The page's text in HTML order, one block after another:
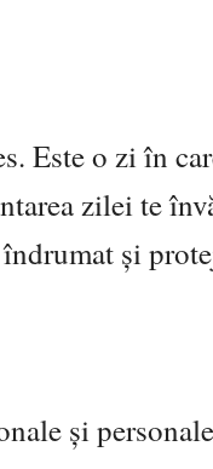
Este o zi în
zilei te
și
și